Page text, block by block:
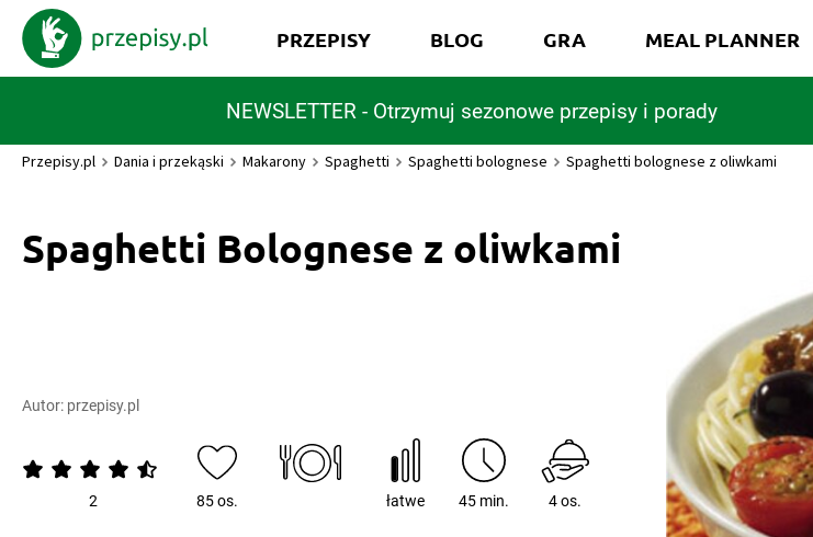
NEWSLETTER - Otrzymuj sezonowe przepisy i porady
PRZEPISY BLOG GRA MEAL PLANNER
Przepisy.pl Dania i przekąski Makarony Spaghetti Spaghetti bolognese Spaghetti bolognese z oliwkami
Spaghetti Bolognese z oliwkami
Autor: przepisy.pl
2 85 os. łatwe 45 min. 4 os.